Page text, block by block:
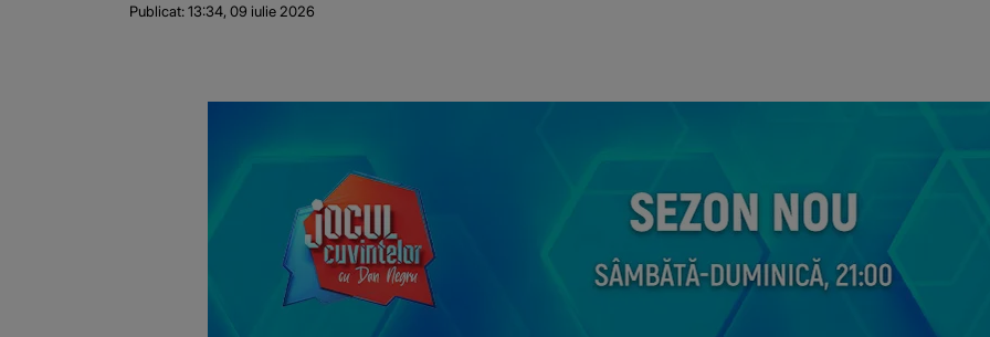
Publicat:13:34, 09 iulie 2026